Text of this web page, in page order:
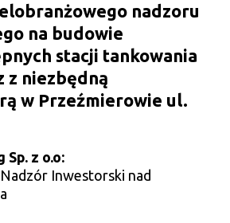
nadzoru
na budowie
stacji tankowania
z niezbędną
w Przeźmierowie ul.
z o.o:
Inwestorski nad